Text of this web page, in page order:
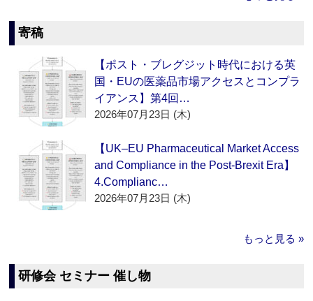
寄稿
【ポスト・ブレグジット時代における英
国・EUの医薬品市場アクセスとコンプラ
イアンス】第4回…
2026年07月23日 (木)
【UK–EU Pharmaceutical Market Access
and Compliance in the Post-Brexit Era】
4.Complianc…
2026年07月23日 (木)
もっと見る »
研修会 セミナー 催し物